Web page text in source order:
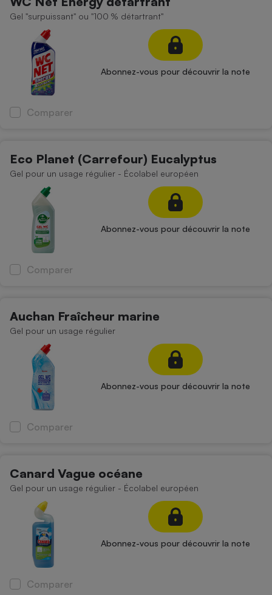
Gel "surpuissant" ou "100 % détartrant"
Abonnez-vous pour découvrir la note
Comparer
Eco Planet (Carrefour) Eucalyptus
Gel pour un usage régulier - Écolabel européen
Abonnez-vous pour découvrir la note
Comparer
Auchan Fraîcheur marine
Gel pour un usage régulier
Abonnez-vous pour découvrir la note
Comparer
Canard Vague océane
Gel pour un usage régulier - Écolabel européen
Abonnez-vous pour découvrir la note
Comparer